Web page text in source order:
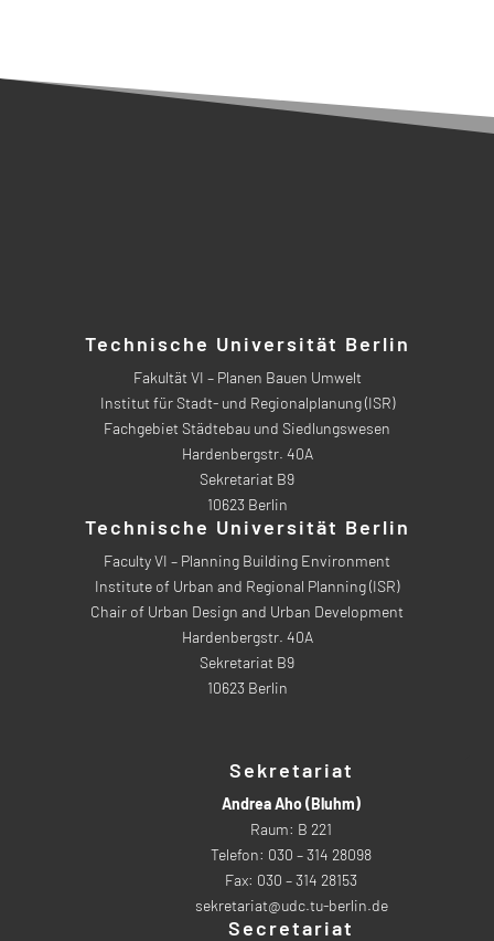
Technische Universität Berlin
Fakultät VI – Planen Bauen Umwelt
Institut für Stadt- und Regionalplanung (ISR)
Fachgebiet Städtebau und Siedlungswesen
Hardenbergstr. 40A
Sekretariat B9
10623 Berlin
Technische Universität Berlin
Faculty VI – Planning Building Environment
Institute of Urban and Regional Planning (ISR)
Chair of Urban Design and Urban Development
Hardenbergstr. 40A
Sekretariat B9
10623 Berlin
Sekretariat
Andrea Aho (Bluhm)
Raum: B 221
Telefon: 030 – 314 28098
Fax: 030 – 314 28153
sekretariat@udc.tu-berlin.de
Secretariat